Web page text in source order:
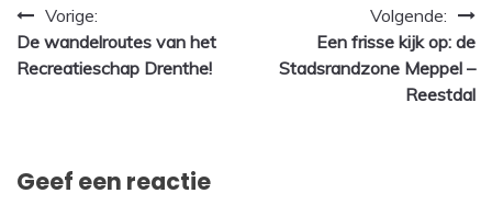
Bericht
navigatie
Vorige:
De wandelroutes van het
Recreatieschap Drenthe!
Volgende:
Een frisse kijk op: de
Stadsrandzone Meppel –
Reestdal
Geef een reactie